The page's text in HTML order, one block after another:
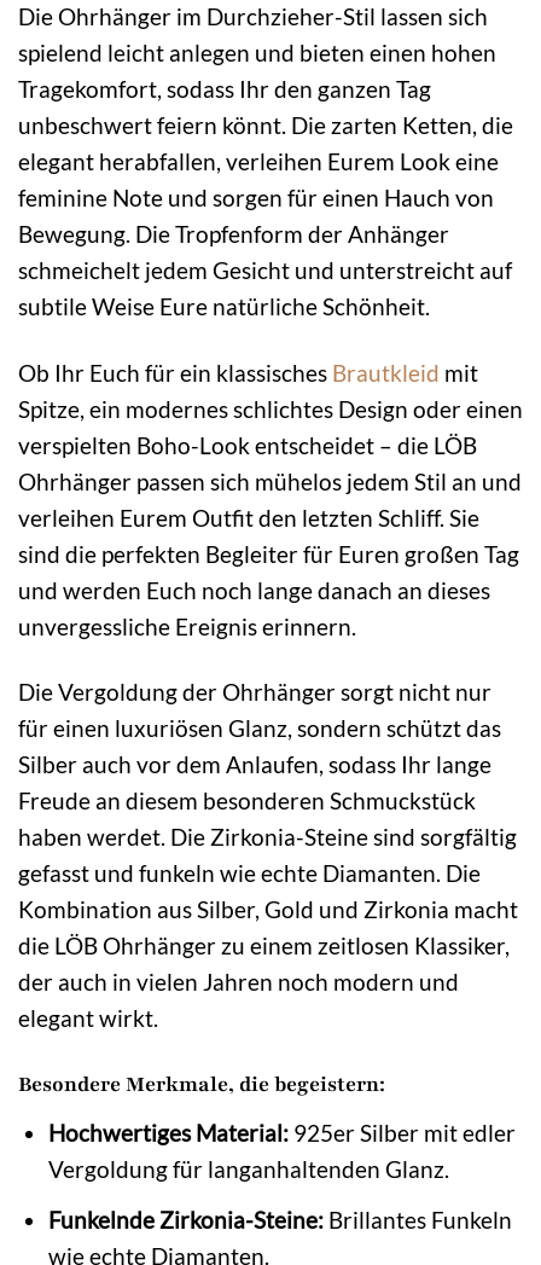
Die Ohrhänger im Durchzieher-Stil lassen sich
spielend leicht anlegen und bieten einen hohen
Tragekomfort, sodass Ihr den ganzen Tag
unbeschwert feiern könnt. Die zarten Ketten, die
elegant herabfallen, verleihen Eurem Look eine
feminine Note und sorgen für einen Hauch von
Bewegung. Die Tropfenform der Anhänger
schmeichelt jedem Gesicht und unterstreicht auf
subtile Weise Eure natürliche Schönheit.
Ob Ihr Euch für ein klassisches Brautkleid mit
Spitze, ein modernes schlichtes Design oder einen
verspielten Boho-Look entscheidet – die LÖB
Ohrhänger passen sich mühelos jedem Stil an und
verleihen Eurem Outfit den letzten Schliff. Sie
sind die perfekten Begleiter für Euren großen Tag
und werden Euch noch lange danach an dieses
unvergessliche Ereignis erinnern.
Die Vergoldung der Ohrhänger sorgt nicht nur
für einen luxuriösen Glanz, sondern schützt das
Silber auch vor dem Anlaufen, sodass Ihr lange
Freude an diesem besonderen Schmuckstück
haben werdet. Die Zirkonia-Steine sind sorgfältig
gefasst und funkeln wie echte Diamanten. Die
Kombination aus Silber, Gold und Zirkonia macht
die LÖB Ohrhänger zu einem zeitlosen Klassiker,
der auch in vielen Jahren noch modern und
elegant wirkt.
Besondere Merkmale, die begeistern:
Hochwertiges Material:925er Silber mit edler
Vergoldung für langanhaltenden Glanz.
Funkelnde Zirkonia-Steine:Brillantes Funkeln
wie echte Diamanten.